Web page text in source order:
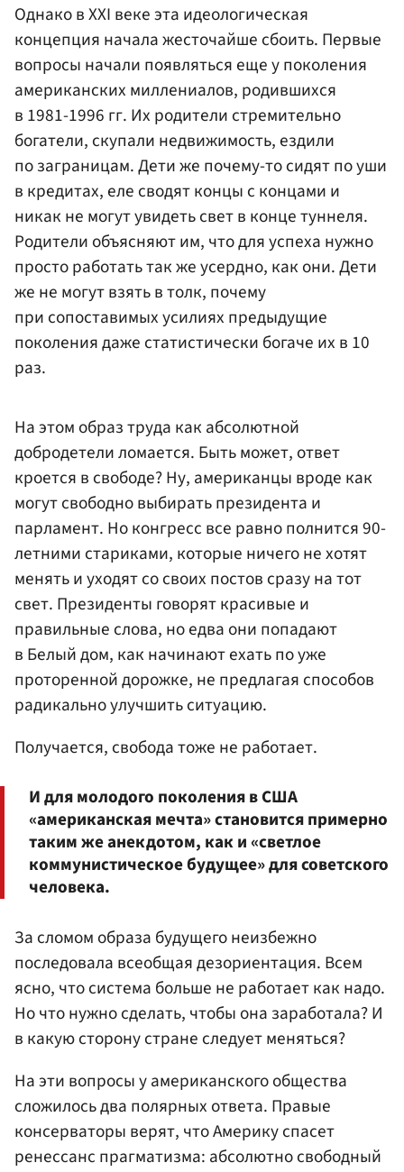
Однако в XXI веке эта идеологическая
концепция начала жесточайше сбоить. Первые
вопросы начали появляться еще у поколения
американских миллениалов, родившихся
в 1981-1996 гг. Их родители стремительно
богатели, скупали недвижимость, ездили
по заграницам. Дети же почему-то сидят по уши
в кредитах, еле сводят концы с концами и
никак не могут увидеть свет в конце туннеля.
Родители объясняют им, что для успеха нужно
просто работать так же усердно, как они. Дети
же не могут взять в толк, почему
при сопоставимых усилиях предыдущие
поколения даже статистически богаче их в 10
раз.
На этом образ труда как абсолютной
добродетели ломается. Быть может, ответ
кроется в свободе? Ну, американцы вроде как
могут свободно выбирать президента и
парламент. Но конгресс все равно полнится 90-
летними стариками, которые ничего не хотят
менять и уходят со своих постов сразу на тот
свет. Президенты говорят красивые и
правильные слова, но едва они попадают
в Белый дом, как начинают ехать по уже
проторенной дорожке, не предлагая способов
радикально улучшить ситуацию.
Получается, свобода тоже не работает.
И для молодого поколения в США
«американская мечта» становится примерно
таким же анекдотом, как и «светлое
коммунистическое будущее» для советского
человека.
За сломом образа будущего неизбежно
последовала всеобщая дезориентация. Всем
ясно, что система больше не работает как надо.
Но что нужно сделать, чтобы она заработала? И
в какую сторону стране следует меняться?
На эти вопросы у американского общества
сложилось два полярных ответа. Правые
консерваторы верят, что Америку спасет
ренессанс прагматизма: абсолютно свободный